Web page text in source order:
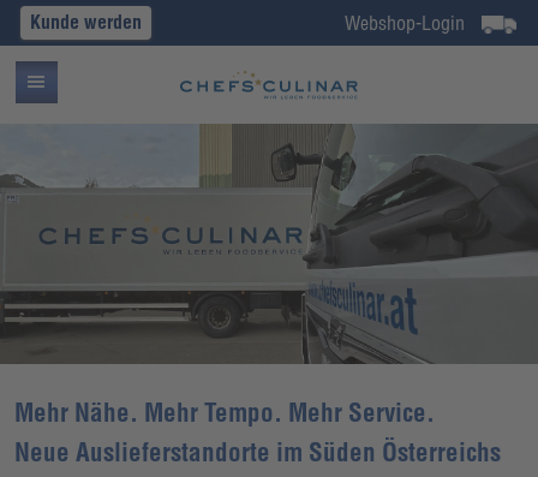
Kunde werden Webshop-Login
Mehr Nähe. Mehr Tempo. Mehr Service.
Neue Auslieferstandorte im Süden Österreichs